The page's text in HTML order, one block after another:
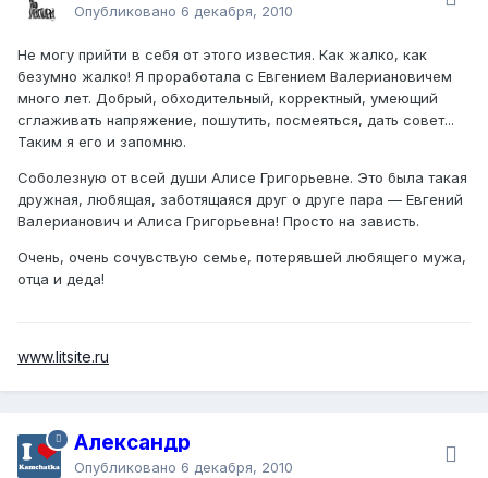
Опубликовано 6 декабря, 2010
Не могу прийти в себя от этого известия. Как жалко, как
безумно жалко! Я проработала с Евгением Валериановичем
много лет. Добрый, обходительный, корректный, умеющий
сглаживать напряжение, пошутить, посмеяться, дать совет...
Таким я его и запомню.
Соболезную от всей души Алисе Григорьевне. Это была такая
дружная, любящая, заботящаяся друг о друге пара — Евгений
Валерианович и Алиса Григорьевна! Просто на зависть.
Очень, очень сочувствую семье, потерявшей любящего мужа,
отца и деда!
www.litsite.ru
Александр
Опубликовано 6 декабря, 2010